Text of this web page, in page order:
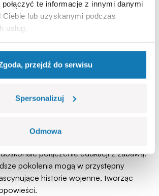
te informacje z innymi danymi
lub uzyskanymi podczas
przejdź do serwisu
Spersonalizuj
Odmowa
są w szczegółowe akcesoria z epoki,
M1, lornetka, bazooka M1 oraz
Dzięki temu zestaw staje się doskonałym
się nie tylko jako element do
ale także do zabawy, pozwalając
słynnych wydarzeń z okresu II
połączenie edukacji z zabawą.
pokolenia mogą w przystępny
historie wojenne, tworząc